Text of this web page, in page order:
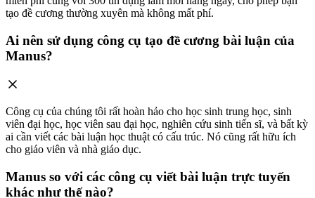
tạo đề cương thường xuyên mà không mất phí.
Ai nên sử dụng công cụ tạo đề cương bài luận của
Manus?
Công cụ của chúng tôi rất hoàn hảo cho học sinh trung học, sinh
viên đại học, học viên sau đại học, nghiên cứu sinh tiến sĩ, và bất kỳ
ai cần viết các bài luận học thuật có cấu trúc. Nó cũng rất hữu ích
cho giáo viên và nhà giáo dục.
Manus so với các công cụ viết bài luận trực tuyến
khác như thế nào?